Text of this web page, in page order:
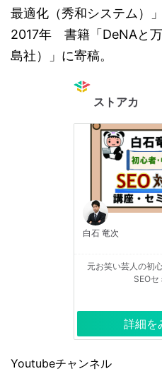
最適化（秀和システム）」
2017年 書籍「DeNAと
島社）」に寄稿。
ストアカ
白石 竜次
元お笑い芸人の初
SEOセ
詳細
Youtubeチャンネル